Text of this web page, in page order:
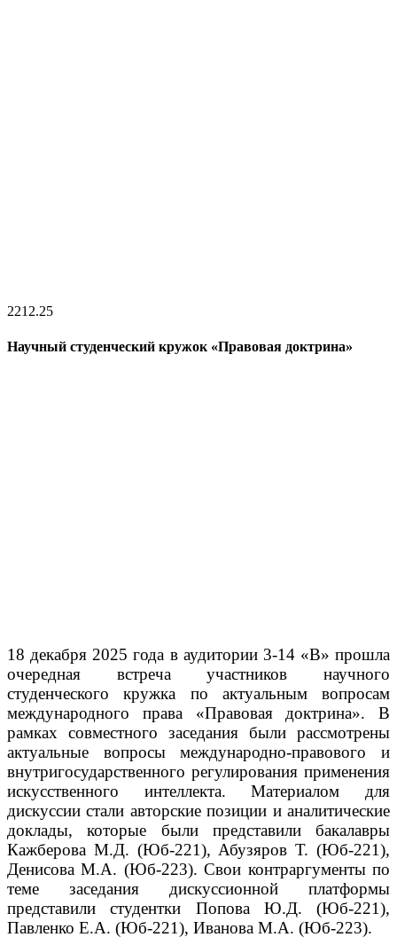
2212.25
Научный студенческий кружок «Правовая доктрина»
18 декабря 2025 года в аудитории 3-14 «В» прошла
очередная встреча участников научного
студенческого кружка по актуальным вопросам
международного права «Правовая доктрина». В
рамках совместного заседания были рассмотрены
актуальные вопросы международно-правового и
внутригосударственного регулирования применения
искусственного интеллекта. Материалом для
дискуссии стали авторские позиции и аналитические
доклады, которые были представили бакалавры
Кажберова М.Д. (Юб-221), Абузяров Т. (Юб-221),
Денисова М.А. (Юб-223). Свои контраргументы по
теме заседания дискуссионной платформы
представили студентки Попова Ю.Д. (Юб-221),
Павленко Е.А. (Юб-221), Иванова М.А. (Юб-223).